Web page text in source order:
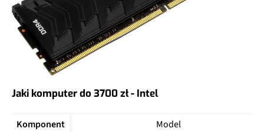
Jaki komputer do 3700 zł - Intel
Komponent
Model